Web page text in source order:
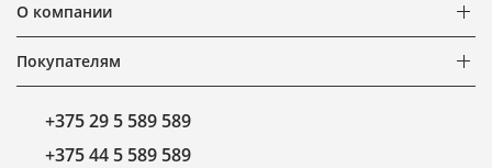
О компании
Покупателям
+375 29 5 589 589
+375 44 5 589 589